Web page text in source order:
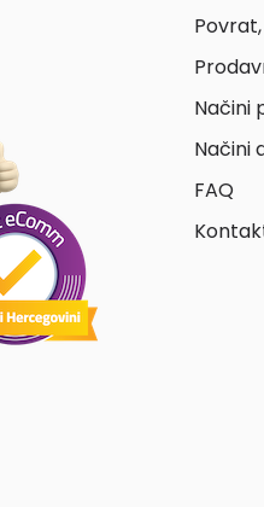
Načini
Načini
FAQ